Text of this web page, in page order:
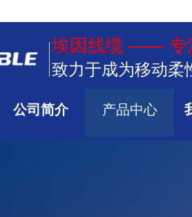
埃因线缆 —— 专
致力于成为移动柔
公司简介 产品中心